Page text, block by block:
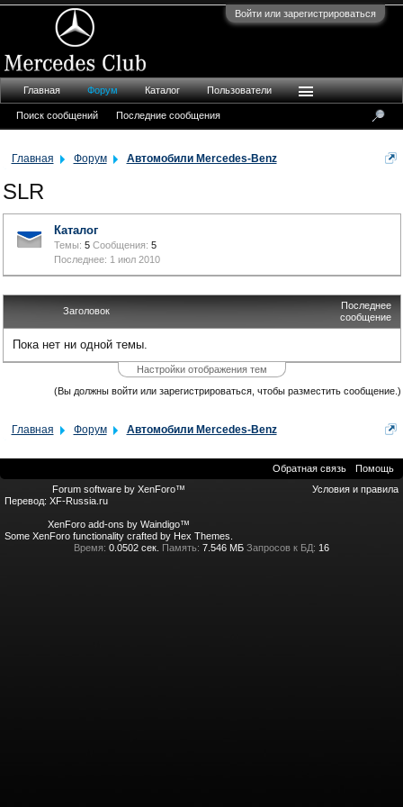
Войти или зарегистрироваться
Главная Форум Автомобили Mercedes-Benz
SLR
Каталог
Темы: 5 Сообщения: 5
1 июл 2010
Заголовок
Последнее
сообщение
Пока нет ни одной темы.
Настройки отображения тем
(Вы должны войти или зарегистрироваться, чтобы разместить сообщение.)
Главная Форум Автомобили Mercedes-Benz
Главная Форум
Поиск сообщений Последние сообщения
Каталог Пользователи
Обратная связь
Помощь
Условия и правила
Forum software by XenForo™
Перевод: XF-Russia.ru
XenForo add-ons by Waindigo™
Some XenForo functionality crafted by Hex Themes
Время: 0.0502 сек. Память: 7.546 МБ Запросов к БД: 16